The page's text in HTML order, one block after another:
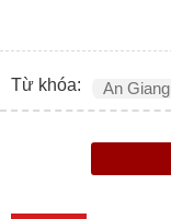
Từ khóa: An Giang